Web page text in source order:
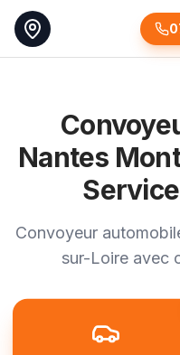
Nantes
Convoyeur
sur-Loire avec